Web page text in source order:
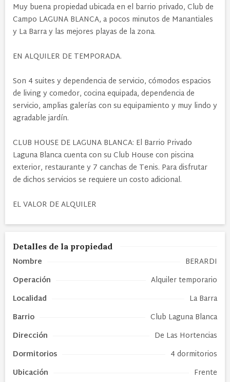
Muy buena propiedad ubicada en el barrio privado, Club de
Campo LAGUNA BLANCA, a pocos minutos de Manantiales
y La Barra y las mejores playas de la zona.
EN ALQUILER DE TEMPORADA.
Son 4 suites y dependencia de servicio, cómodos espacios
de living y comedor, cocina equipada, dependencia de
servicio, amplias galerías con su equipamiento y muy lindo y
agradable jardín.
CLUB HOUSE DE LAGUNA BLANCA: El Barrio Privado
Laguna Blanca cuenta con su Club House con piscina
exterior, restaurante y 7 canchas de Tenis. Para disfrutar
de dichos servicios se requiere un costo adicional.
EL VALOR DE ALQUILER
Detalles de la propiedad
Nombre
BERARDI
Operación
Alquiler temporario
Localidad
La Barra
Barrio
Club Laguna Blanca
Dirección
De Las Hortencias
Dormitorios
4 dormitorios
Ubicación
Frente